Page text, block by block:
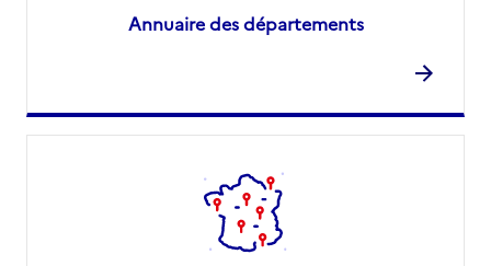
Annuaire des départements